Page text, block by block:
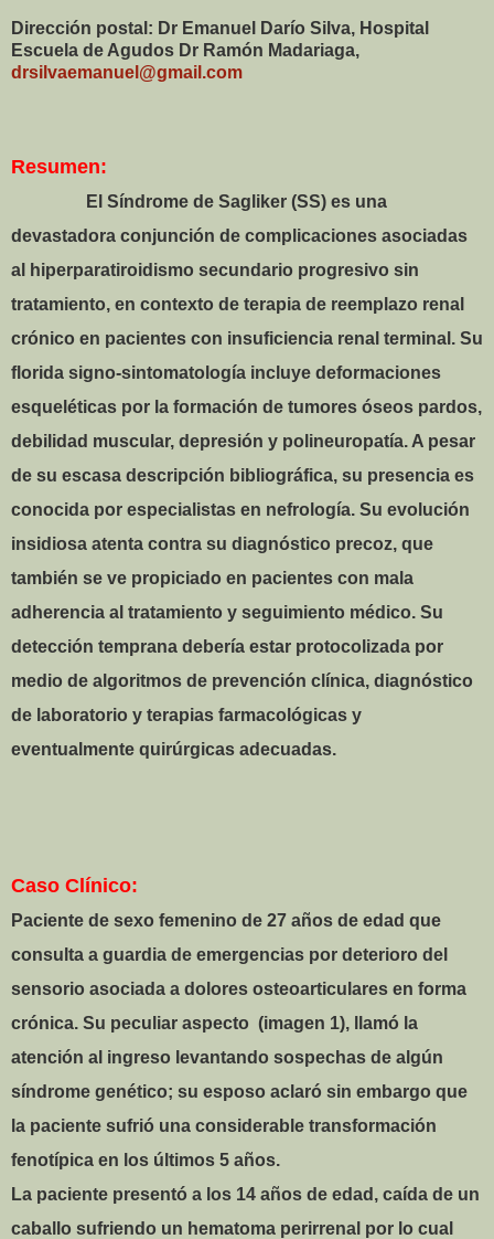
Dirección postal: Dr Emanuel Darío Silva, Hospital
Escuela de Agudos Dr Ramón Madariaga,
drsilvaemanuel@gmail.com
Resumen:
El Síndrome de Sagliker (SS) es una
devastadora conjunción de complicaciones asociadas
al hiperparatiroidismo secundario progresivo sin
tratamiento, en contexto de terapia de reemplazo renal
crónico en pacientes con insuficiencia renal terminal. Su
florida signo-sintomatología incluye deformaciones
esqueléticas por la formación de tumores óseos pardos,
debilidad muscular, depresión y polineuropatía. A pesar
de su escasa descripción bibliográfica, su presencia es
conocida por especialistas en nefrología. Su evolución
insidiosa atenta contra su diagnóstico precoz, que
también se ve propiciado en pacientes con mala
adherencia al tratamiento y seguimiento médico. Su
detección temprana debería estar protocolizada por
medio de algoritmos de prevención clínica, diagnóstico
de laboratorio y terapias farmacológicas y
eventualmente quirúrgicas adecuadas.
Caso Clínico:
Paciente de sexo femenino de 27 años de edad que
consulta a guardia de emergencias por deterioro del
sensorio asociada a dolores osteoarticulares en forma
crónica. Su peculiar aspecto (imagen 1),
llamó la
atención al ingreso levantando sospechas de algún
síndrome genético; su esposo aclaró sin embargo que
la paciente sufrió una considerable transformación
fenotípica en los últimos 5 años.
La paciente presentó a los 14 años de edad, caída de un
caballo sufriendo un hematoma perirrenal por lo cual